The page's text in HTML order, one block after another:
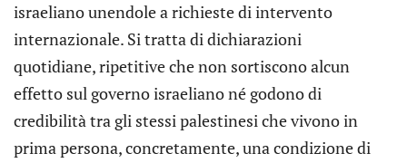
israeliano unendole a richieste di intervento
internazionale. Si tratta di dichiarazioni
quotidiane, ripetitive che non sortiscono alcun
effetto sul governo israeliano né godono di
credibilità tra gli stessi palestinesi che vivono in
prima persona, concretamente, una condizione di